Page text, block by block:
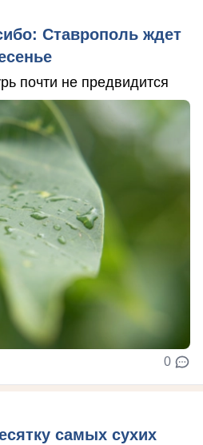
Ставрополь ждет
почти не предвидится
0
самых сухих